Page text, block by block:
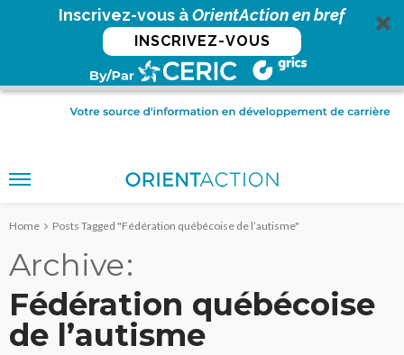
Inscrivez-vous àOrientAction en bref
INSCRIVEZ-VOUS
Home Posts Tagged "Fédération québécoise de l’autisme"
Archive
Fédération québécoise
de l’autisme